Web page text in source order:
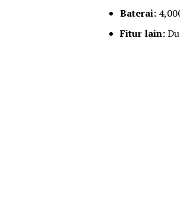
Baterai:
Fitur lain: